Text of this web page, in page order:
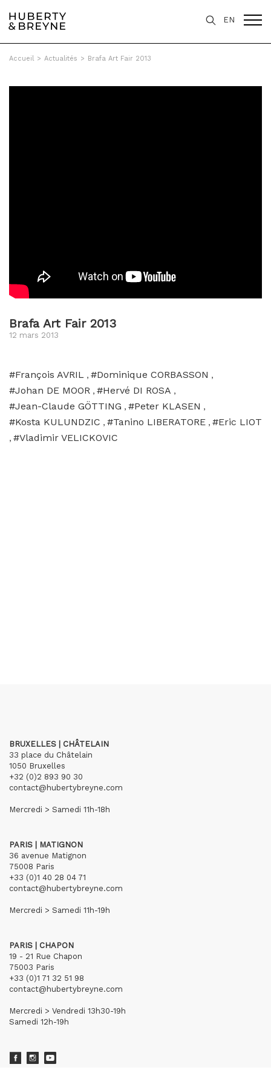
EN
Accueil > Actualités > Brafa Art Fair 2013
Brafa Art Fair 2013
12 mars 2013
#François AVRIL , #Dominique CORBASSON ,
#Johan DE MOOR , #Hervé DI ROSA ,
#Jean-Claude GÖTTING , #Peter KLASEN ,
#Kosta KULUNDZIC , #Tanino LIBERATORE , #Eric LIOT
, #Vladimir VELICKOVIC
BRUXELLES | CHÂTELAIN
33 place du Châtelain
1050 Bruxelles
+32 (0)2 893 90 30
contact@hubertybreyne.com
Mercredi > Samedi 11h-18h
PARIS | MATIGNON
36 avenue Matignon
75008 Paris
+33 (0)1 40 28 04 71
contact@hubertybreyne.com
Mercredi > Samedi 11h-19h
PARIS | CHAPON
19 - 21 Rue Chapon
75003 Paris
+33 (0)1 71 32 51 98
contact@hubertybreyne.com
Mercredi > Vendredi 13h30-19h
Samedi 12h-19h